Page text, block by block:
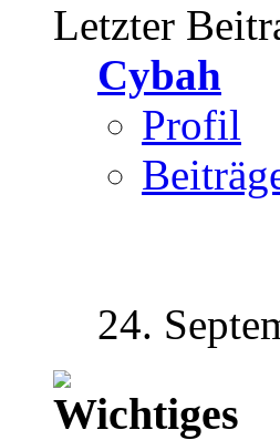
Letzter
Cybah
Profil
24.